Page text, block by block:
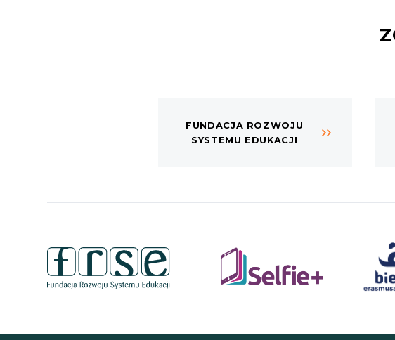
FUNDACJA ROZWOJU
SYSTEMU EDUKACJI